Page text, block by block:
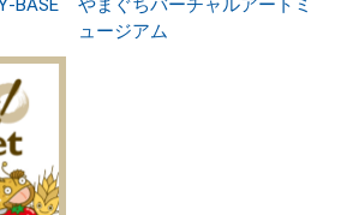
BASE
やまぐちバーチャルアートミ
ュージアム